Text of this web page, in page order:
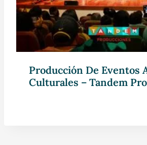
Producción De Eventos
Culturales – Tandem